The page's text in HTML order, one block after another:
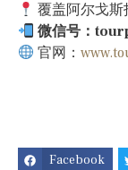
覆盖阿尔戈斯
微信号：
官网：
Facebook